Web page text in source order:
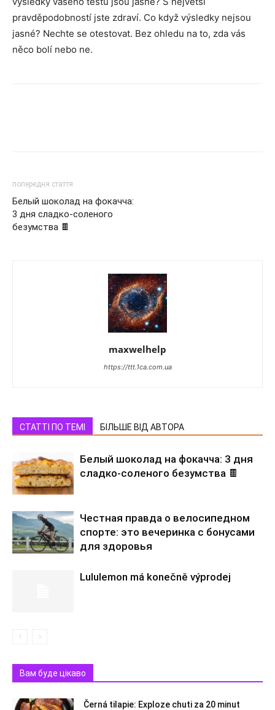
pravděpodobností jste zdraví. Co když výsledky nejsou
jasné? Nechte se otestovat. Bez ohledu na to, zda vás
něco bolí nebo ne.
попередня стаття
Белый шоколад на фокачча:
3 дня сладко-соленого
безумства 🍫
maxwelhelp
https://ttt.1ca.com.ua
СТАТТІ ПО ТЕМІ БІЛЬШЕ ВІД АВТОРА
Белый шоколад на фокачча: 3 дня
сладко-соленого безумства 🍫
Честная правда о велосипедном
спорте: это вечеринка с бонусами
для здоровья
Lululemon má konečně výprodej
Вам буде цікаво
Černá tilapie: Exploze chuti za 20 minut